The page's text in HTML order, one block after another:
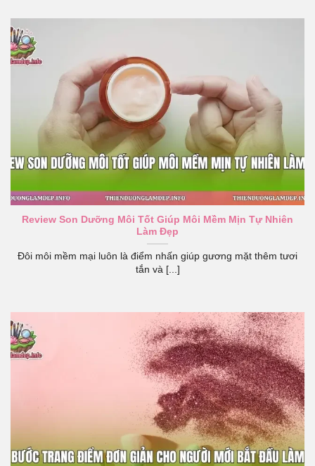
Review Son Dưỡng Môi Tốt Giúp Môi Mềm Mịn Tự Nhiên
Làm Đẹp
Đôi môi mềm mại luôn là điểm nhấn giúp gương mặt thêm tươi
tắn và [...]